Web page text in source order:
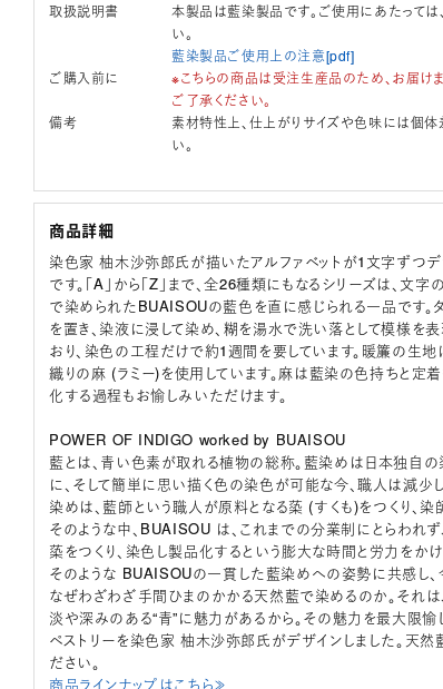
取扱説明書
本製品は藍染製品です。ご使用にあたっては
い。
藍染製品ご使用上の注意[pdf]
ご購入前に
※こちらの商品は受注生産品のため、お届け
ご了承ください。
備考
素材特性上、仕上がりサイズや色味には個体
い。
商品詳細
染色家 柚木沙弥郎氏が描いたアルファベットが1文字ずつ
です。「A」から「Z」まで、全26種類にもなるシリーズは、文
で染められたBUAISOUの藍色を直に感じられる一品です。
を置き、染液に浸して染め、糊を湯水で洗い落として模様を
おり、染色の工程だけで約1週間を要しています。暖簾の生
織りの麻 (ラミー)を使用しています。麻は藍染の色持ちと定
化する過程もお愉しみいただけます。
POWER OF INDIGO worked by BUAISOU
藍とは、青い色素が取れる植物の総称。藍染めは日本独自
に、そして簡単に思い描く色の染色が可能な今、職人は減少
染めは、藍師という職人が原料となる蒅 (すくも)をつくり、
そのような中、BUAISOU は、これまでの分業制にとらわれ
蒅をつくり、染色し製品化するという膨大な時間と労力をか
そのような BUAISOUの一貫した藍染めへの姿勢に共感し、
なぜわざわざ手間ひまのかかる天然藍で染めるのか。それ
淡や深みのある“青”に魅力があるから。その魅力を最大限愉
ペストリーを染色家 柚木沙弥郎氏がデザインしました。天
ださい。
商品ラインナップはこちら≫